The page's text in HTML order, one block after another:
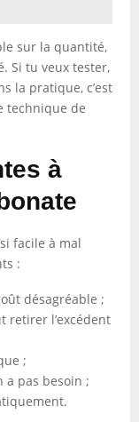
sur la quantité,
Si tu veux tester,
la pratique, c’est
technique de
à
facile à mal
:
désagréable ;
retirer l’excédent
;
a pas besoin ;